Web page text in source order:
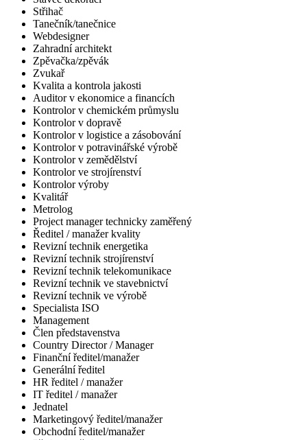
Střihač
Tanečník/tanečnice
Webdesigner
Zahradní architekt
Zpěvačka/zpěvák
Zvukař
Kvalita a kontrola jakosti
Auditor v ekonomice a financích
Kontrolor v chemickém průmyslu
Kontrolor v dopravě
Kontrolor v logistice a zásobování
Kontrolor v potravinářské výrobě
Kontrolor v zemědělství
Kontrolor ve strojírenství
Kontrolor výroby
Kvalitář
Metrolog
Project manager technicky zaměřený
Ředitel / manažer kvality
Revizní technik energetika
Revizní technik strojírenství
Revizní technik telekomunikace
Revizní technik ve stavebnictví
Revizní technik ve výrobě
Specialista ISO
Management
Člen představenstva
Country Director / Manager
Finanční ředitel/manažer
Generální ředitel
HR ředitel / manažer
IT ředitel / manažer
Jednatel
Marketingový ředitel/manažer
Obchodní ředitel/manažer